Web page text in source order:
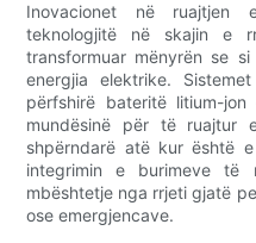
Inovacionet në ruajtjen
teknologjitë në skajin e
transformuar mënyrën se
energjia elektrike.
përfshirë bateritë litium-
mundësinë për të ruajtur
shpërndarë atë kur është
integrimin e burimeve të
mbështetje nga rrjeti gjatë
ose emergjencave.